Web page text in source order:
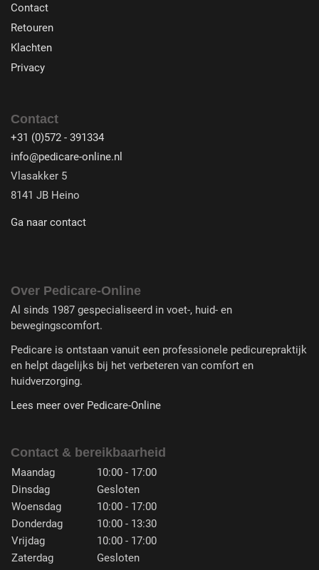
Contact
Retouren
Klachten
Privacy
Contact
+31 (0)572 - 391334
info@pedicare-online.nl
Vlasakker 5
8141 JB Heino
Ga naar contact
Over Pedicare-Online
Al sinds 1987 gespecialiseerd in voet-, huid- en
bewegingscomfort.
Pedicare is ontstaan vanuit een professionele pedicurepraktijk
en helpt dagelijks bij het verbeteren van comfort en
huidverzorging.
Lees meer over Pedicare-Online
Contact & bereikbaarheid
Maandag
10:00 - 17:00
Dinsdag
Gesloten
Woensdag
10:00 - 17:00
Donderdag
10:00 - 13:30
Vrijdag
10:00 - 17:00
Zaterdag
Gesloten